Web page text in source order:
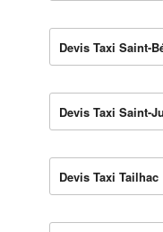
Devis Taxi Saint-
Devis Taxi Saint-
Devis Taxi Tailhac